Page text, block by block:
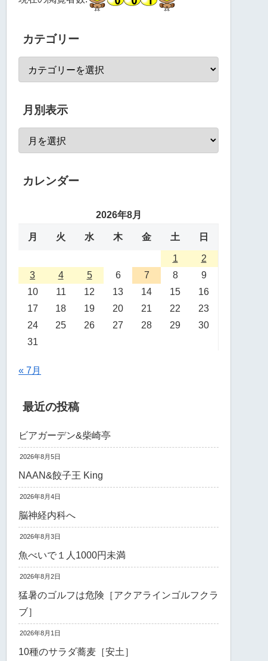
カテゴリー
月別表示
カレンダー
2026年8月
月 火 水 木 金 土 日
1
2
3
4 5 6 7 8
9
10
11 12 13 14 15
16
17
18 19 20 21 22
23
24
25 26 27 28 29
30
31
« 7月
最近の投稿
ビアガーデン&柴崎亭
2026年8月5日
NAAN&餃子王 King
2026年8月4日
脳神経内科へ
2026年8月3日
魚べいで１人1000円未満
2026年8月2日
猛暑のゴルフは危険［アクアラインゴルフクラ
ブ］
2026年8月1日
10種のサラダ蕎麦［安土］